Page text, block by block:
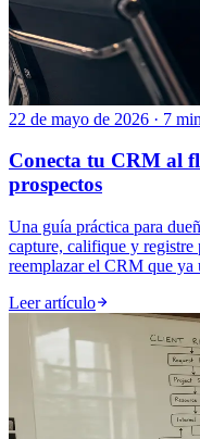
22 de mayo de 2026 · 7 min
Conecta tu CRM al
prospectos
Una guía práctica para
capture, califique y
reemplazar el CRM que ya
Leer artículo